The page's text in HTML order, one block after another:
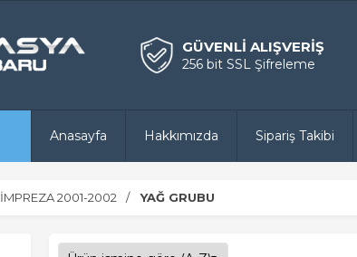
GÜVENLİ ALIŞVERİŞ
256 bit SSL Şifreleme
Anasayfa Hakkımızda Sipariş Takibi
İMPREZA 2001-2002 YAĞ GRUBU